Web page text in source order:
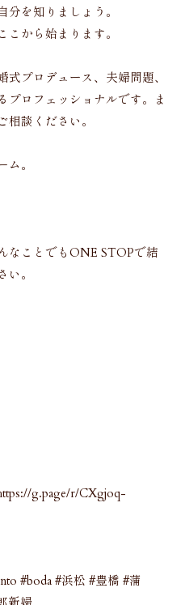
分を知りましょう。
から始まります。
プロデュース、夫婦問題、
プロフェッショナルです。ま
談ください。
。
なことでもONE STOPで結
。
g.page/r/CXgjoq-
#boda #浜松 #豊橋 #蒲